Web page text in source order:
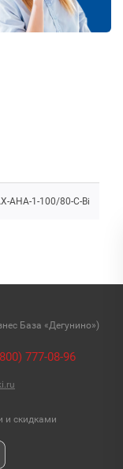
AHA-1-100/80-C-Bi
База «Дегунино»)
777-08-96
и скидками